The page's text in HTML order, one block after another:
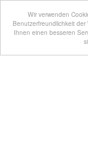
Wir verwenden
Benutzerfreundlichkeit
Ihnen einen besseren